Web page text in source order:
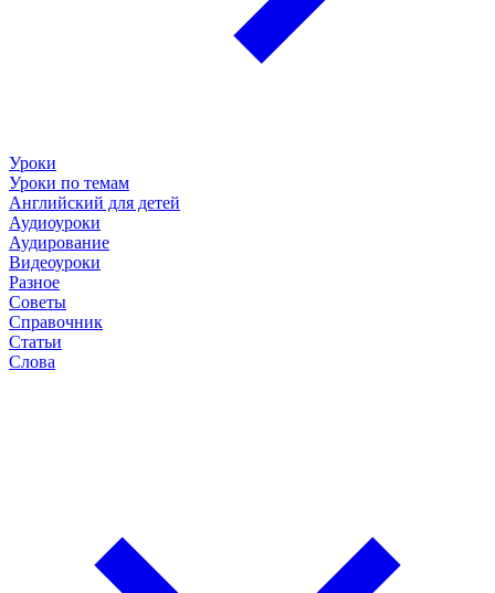
Уроки
Уроки по темам
Английский для детей
Аудиоуроки
Аудирование
Видеоуроки
Разное
Советы
Справочник
Статьи
Слова